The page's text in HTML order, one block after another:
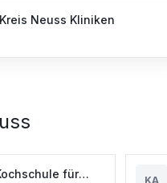
Neuss Kliniken
für
KA